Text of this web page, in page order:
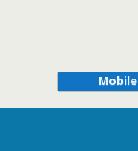
Mobile